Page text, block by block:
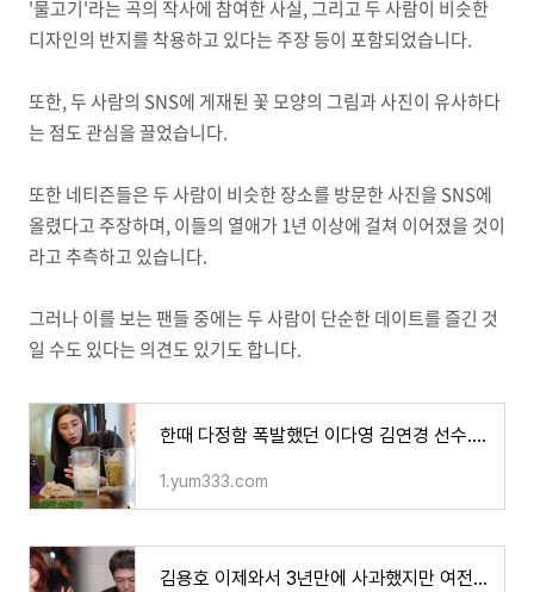
'물고기'라는 곡의 작사에 참여한 사실, 그리고 두 사람이 비슷한
디자인의 반지를 착용하고 있다는 주장 등이 포함되었습니다.
또한, 두 사람의 SNS에 게재된 꽃 모양의 그림과 사진이 유사하다
는 점도 관심을 끌었습니다.
또한 네티즌들은 두 사람이 비슷한 장소를 방문한 사진을 SNS에
올렸다고 주장하며, 이들의 열애가 1년 이상에 걸쳐 이어졌을 것이
라고 추측하고 있습니다.
그러나 이를 보는 팬들 중에는 두 사람이 단순한 데이트를 즐긴 것
일 수도 있다는 의견도 있기도 합니다.
한때 다정함 폭발했던 이다영 김연경 선수..이젠 피튀기는 폭로전 속에 새로운 의문점 제기되어.
1.yum333.com
김용호 이제와서 3년만에 사과했지만 여전히 풀리지 않는 그 날의 진실들은?? - 트렌드이슈 TREND I